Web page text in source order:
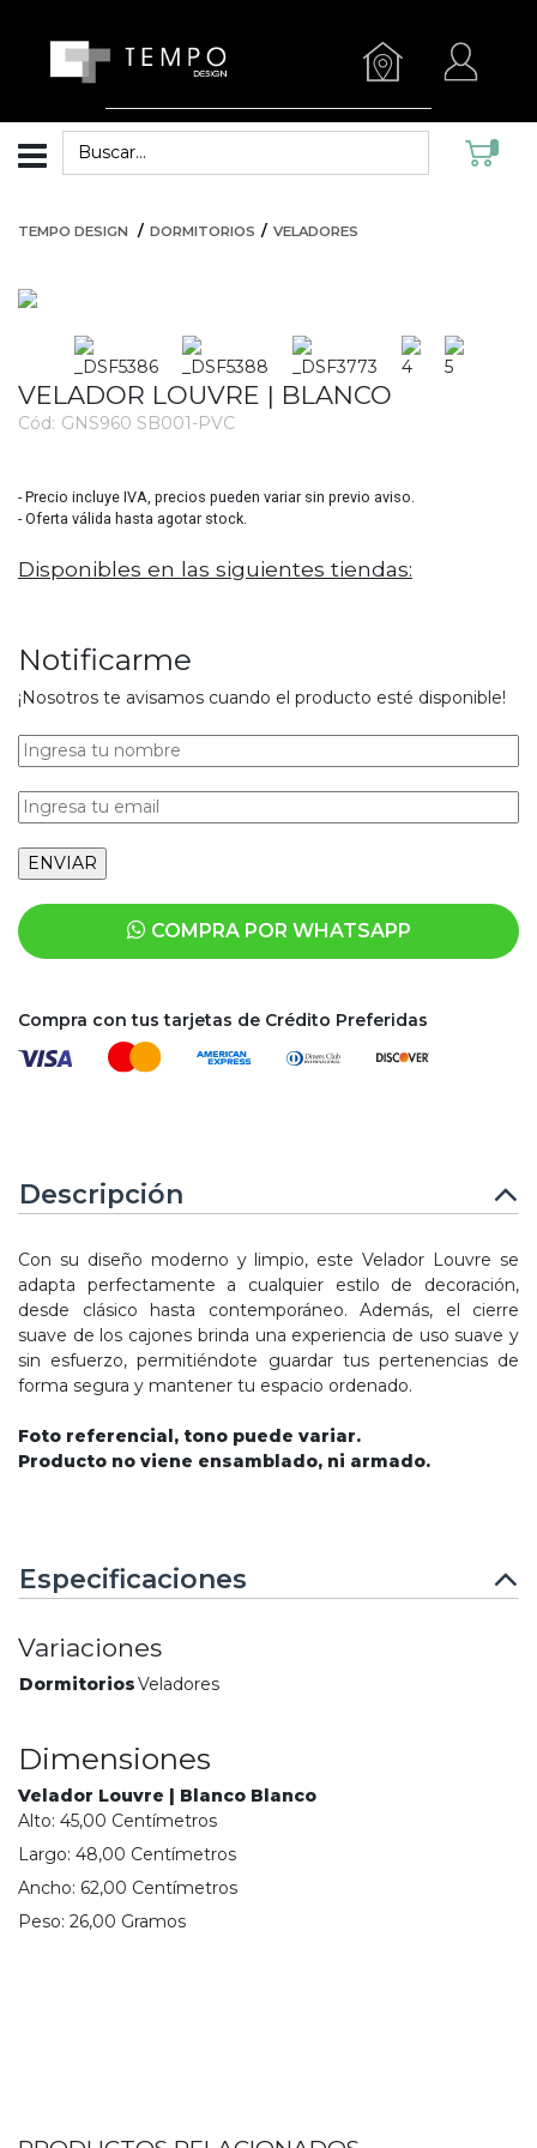
TEMPO DESIGN DORMITORIOS VELADORES
VELADOR LOUVRE | BLANCO
Cód: GNS960 SB001-PVC
- Precio incluye IVA, precios pueden variar sin previo aviso.
- Oferta válida hasta agotar stock.
Disponibles en las siguientes tiendas:
Notificarme
¡Nosotros te avisamos cuando el producto esté disponible!
COMPRA POR WHATSAPP
Compra con tus tarjetas de Crédito Preferidas
Descripción
Con su diseño moderno y limpio, este Velador Louvre se
adapta perfectamente a cualquier estilo de decoración,
desde clásico hasta contemporáneo. Además, el cierre
suave de los cajones brinda una experiencia de uso suave y
sin esfuerzo, permitiéndote guardar tus pertenencias de
forma segura y mantener tu espacio ordenado.
Foto referencial, tono puede variar.
Producto no viene ensamblado, ni armado.
Especificaciones
Variaciones
DormitoriosVeladores
Dimensiones
Velador Louvre | Blanco Blanco
Alto: 45,00 Centímetros
Largo: 48,00 Centímetros
Ancho: 62,00 Centímetros
Peso: 26,00 Gramos